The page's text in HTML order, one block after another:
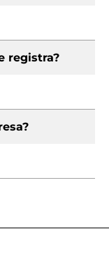
registra?